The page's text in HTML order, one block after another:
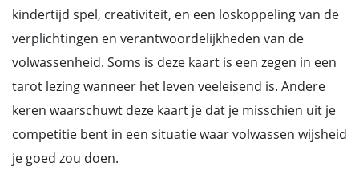
kindertijd spel, creativiteit, en een loskoppeling van de
verplichtingen en verantwoordelijkheden van de
volwassenheid. Soms is deze kaart is een zegen in een
tarot lezing wanneer het leven veeleisend is. Andere
keren waarschuwt deze kaart je dat je misschien uit je
competitie bent in een situatie waar volwassen wijsheid
je goed zou doen.